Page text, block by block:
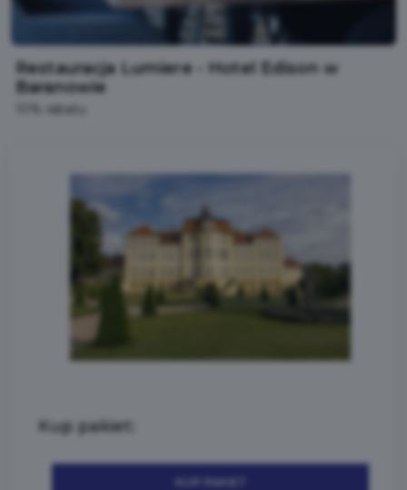
Restauracja Lumiere - Hotel Edison w
Baranowie
10% rabatu
Kup pakiet: